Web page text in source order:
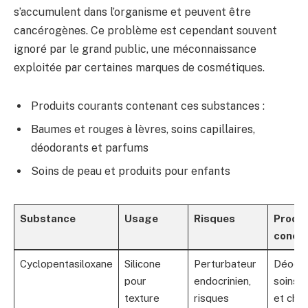
s’accumulent dans l’organisme et peuvent être
cancérogènes. Ce problème est cependant souvent
ignoré par le grand public, une méconnaissance
exploitée par certaines marques de cosmétiques.
Produits courants contenant ces substances :
Baumes et rouges à lèvres, soins capillaires,
déodorants et parfums
Soins de peau et produits pour enfants
Substance Usage Risques
Cyclopentasiloxane
Silicone
pour
texture
Perturbateur
endocrinien,
risques
soins
et